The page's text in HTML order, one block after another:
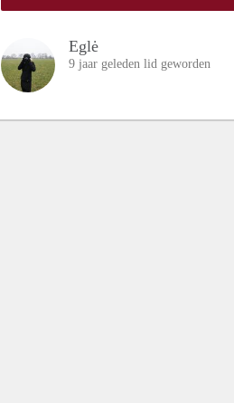
Eglė
9 jaar geleden lid geworden